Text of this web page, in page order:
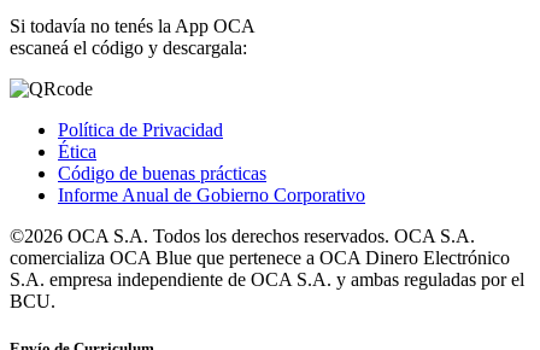
Si todavía no tenés la App OCA
escaneá el código y descargala:
Política de Privacidad
Ética
Código de buenas prácticas
Informe Anual de Gobierno Corporativo
©2026 OCA S.A. Todos los derechos reservados. OCA S.A.
comercializa OCA Blue que pertenece a OCA Dinero Electrónico
S.A. empresa independiente de OCA S.A. y ambas reguladas por el
BCU.